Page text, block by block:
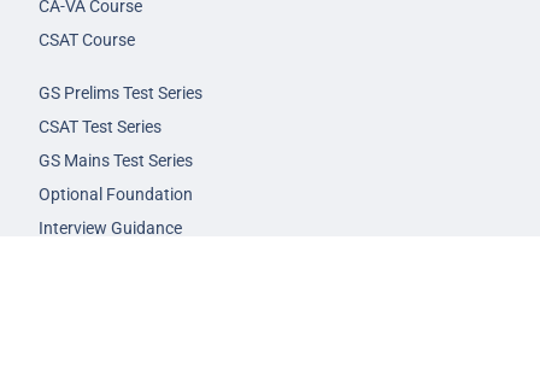
CA-VA Course
CSAT Course
GS Prelims Test Series
CSAT Test Series
GS Mains Test Series
Optional Foundation
Interview Guidance